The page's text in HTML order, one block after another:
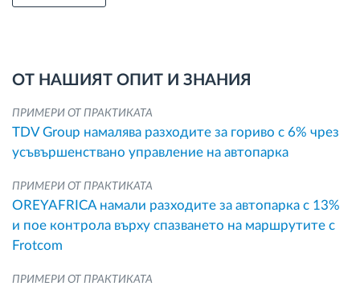
ОТ НАШИЯТ ОПИТ И ЗНАНИЯ
ПРИМЕРИ ОТ ПРАКТИКАТА
TDV Group намалява разходите за гориво с 6% чрез
усъвършенствано управление на автопарка
ПРИМЕРИ ОТ ПРАКТИКАТА
OREYAFRICA намали разходите за автопарка с 13%
и пое контрола върху спазването на маршрутите с
Frotcom
ПРИМЕРИ ОТ ПРАКТИКАТА